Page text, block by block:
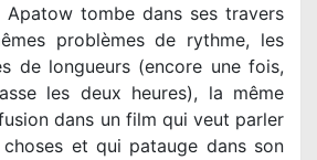
tombe dans ses travers
problèmes de rythme, les
de longueurs (encore une fois,
les deux heures), la même
dans un film qui veut parler
et qui patauge dans son